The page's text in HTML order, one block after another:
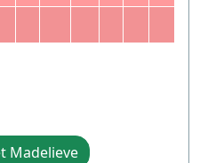
Madelieve